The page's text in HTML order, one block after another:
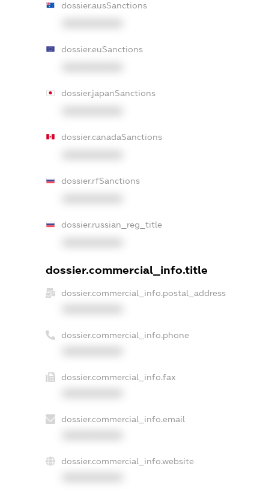
dossier.ausSanctions
dossier.euSanctions
dossier.japanSanctions
dossier.canadaSanctions
dossier.rfSanctions
dossier.russian_reg_title
dossier.commercial_info.title
dossier.commercial_info.postal_address
dossier.commercial_info.phone
dossier.commercial_info.fax
dossier.commercial_info.email
dossier.commercial_info.website